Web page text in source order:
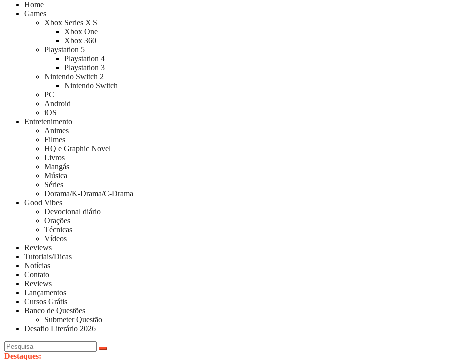
Home
Games
Xbox Series X|S
Xbox One
Xbox 360
Playstation 5
Playstation 4
Playstation 3
Nintendo Switch 2
Nintendo Switch
PC
Android
iOS
Entretenimento
Animes
Filmes
HQ e Graphic Novel
Livros
Mangás
Música
Séries
Dorama/K-Drama/C-Drama
Good Vibes
Devocional diário
Orações
Técnicas
Vídeos
Reviews
Tutoriais/Dicas
Notícias
Contato
Reviews
Lançamentos
Cursos Grátis
Banco de Questões
Submeter Questão
Desafio Literário 2026
Pesquisar
por:
Destaques: